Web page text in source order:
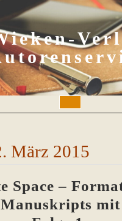
Button
März 2015
Space –
Manuskripts mit